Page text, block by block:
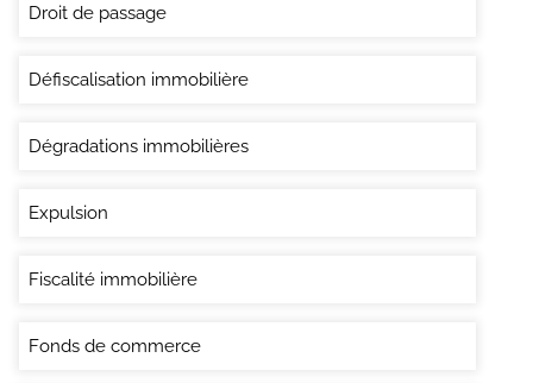
Droit de passage
Défiscalisation immobilière
Dégradations immobilières
Expulsion
Fiscalité immobilière
Fonds de commerce